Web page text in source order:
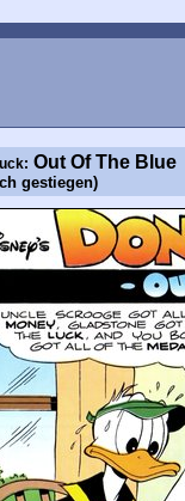
Out Of The Blue
gestiegen)